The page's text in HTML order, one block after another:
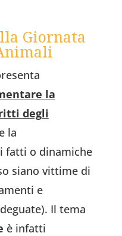
Giornata
la
degli
la
fatti o dinamiche
siano vittime di
e
Il tema
è infatti